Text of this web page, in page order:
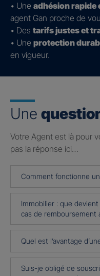
• Une adhésion rapide
agent Gan proche de
• Des tarifs justes et
• Une protection
en vigueur.
Une
Votre Agent est là pour
pas la réponse ici…
Comment fonctionne
Immobilier : que
cas de remboursement
Quel est l’avantage
Suis-je obligé de